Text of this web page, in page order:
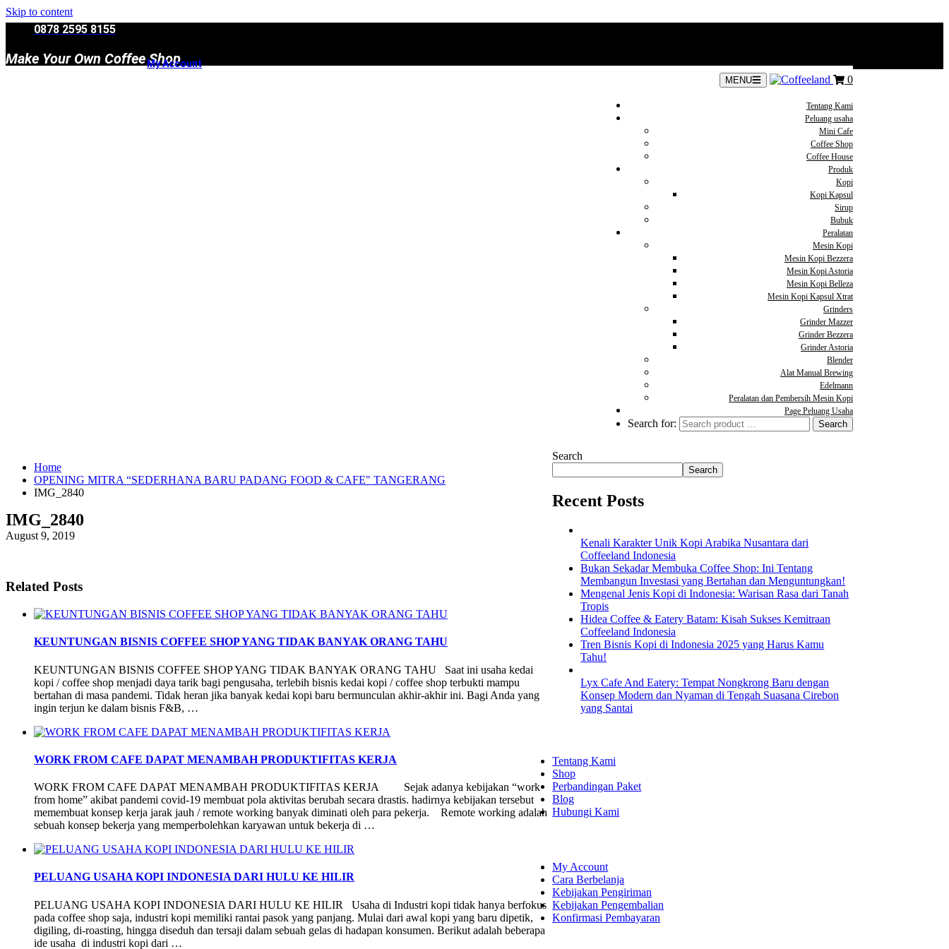
Skip to content
0878 2595 8155
Make Your Own Coffee Shop
My Account
MENU 0
Tentang Kami
Peluang usaha
Mini Cafe
Coffee Shop
Coffee House
Produk
Kopi
Kopi Kapsul
Sirup
Bubuk
Peralatan
Mesin Kopi
Mesin Kopi Bezzera
Mesin Kopi Astoria
Mesin Kopi Belleza
Mesin Kopi Kapsul Xtrat
Grinders
Grinder Mazzer
Grinder Bezzera
Grinder Astoria
Blender
Alat Manual Brewing
Edelmann
Peralatan dan Pembersih Mesin Kopi
Page Peluang Usaha
Search for:
Home
OPENING MITRA “SEDERHANA BARU PADANG FOOD & CAFE" TANGERANG
IMG_2840
IMG_2840
August 9, 2019
Related Posts
KEUNTUNGAN BISNIS COFFEE SHOP YANG TIDAK BANYAK ORANG TAHU
KEUNTUNGAN BISNIS COFFEE SHOP YANG TIDAK BANYAK ORANG TAHU Saat ini usaha kedai
kopi / coffee shop menjadi daya tarik bagi pengusaha, terlebih bisnis kedai kopi / coffee shop terbukti mampu
bertahan di masa pandemi. Tidak heran jika banyak kedai kopi baru bermunculan akhir-akhir ini. Bagi Anda yang
ingin terjun ke dalam bisnis F&B, …
WORK FROM CAFE DAPAT MENAMBAH PRODUKTIFITAS KERJA
WORK FROM CAFE DAPAT MENAMBAH PRODUKTIFITAS KERJA Sejak adanya kebijakan “work
from home” akibat pandemi covid-19 membuat pola aktivitas berubah secara drastis. hadirnya kebijakan tersebut
memembuat konsep kerja jarak jauh / remote working banyak diminati oleh para pekerja. Remote working adalah
sebuah konsep bekerja yang memperbolehkan karyawan untuk bekerja di …
PELUANG USAHA KOPI INDONESIA DARI HULU KE HILIR
PELUANG USAHA KOPI INDONESIA DARI HULU KE HILIR Usaha di Industri kopi tidak hanya berfokus
pada coffee shop saja, industri kopi memiliki rantai pasok yang panjang. Mulai dari awal kopi yang baru dipetik,
digiling, di-roasting, hingga diseduh dan tersaji dalam sebuah gelas di hadapan konsumen. Berikut adalah beberapa
ide usaha di industri kopi dari …
Search
Search
Recent Posts
Kenali Karakter Unik Kopi Arabika Nusantara dari
Coffeeland Indonesia
Bukan Sekadar Membuka Coffee Shop: Ini Tentang
Membangun Investasi yang Bertahan dan Menguntungkan!
Mengenal Jenis Kopi di Indonesia: Warisan Rasa dari Tanah
Tropis
Hidea Coffee & Eatery Batam: Kisah Sukses Kemitraan
Coffeeland Indonesia
Tren Bisnis Kopi di Indonesia 2025 yang Harus Kamu
Tahu!
Lyx Cafe And Eatery: Tempat Nongkrong Baru dengan
Konsep Modern dan Nyaman di Tengah Suasana Cirebon
yang Santai
Tentang Kami
Shop
Perbandingan Paket
Blog
Hubungi Kami
My Account
Cara Berbelanja
Kebijakan Pengiriman
Kebijakan Pengembalian
Konfirmasi Pembayaran